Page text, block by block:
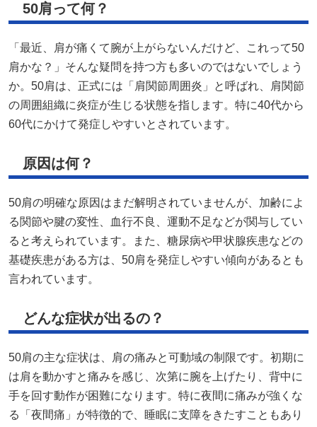
50肩って何？
「最近、肩が痛くて腕が上がらないんだけど、これって50
肩かな？」そんな疑問を持つ方も多いのではないでしょう
か。50肩は、正式には「肩関節周囲炎」と呼ばれ、肩関節
の周囲組織に炎症が生じる状態を指します。特に40代から
60代にかけて発症しやすいとされています。
原因は何？
50肩の明確な原因はまだ解明されていませんが、加齢によ
る関節や腱の変性、血行不良、運動不足などが関与してい
ると考えられています。また、糖尿病や甲状腺疾患などの
基礎疾患がある方は、50肩を発症しやすい傾向があるとも
言われています。
どんな症状が出るの？
50肩の主な症状は、肩の痛みと可動域の制限です。初期に
は肩を動かすと痛みを感じ、次第に腕を上げたり、背中に
手を回す動作が困難になります。特に夜間に痛みが強くな
る「夜間痛」が特徴的で、睡眠に支障をきたすこともあり